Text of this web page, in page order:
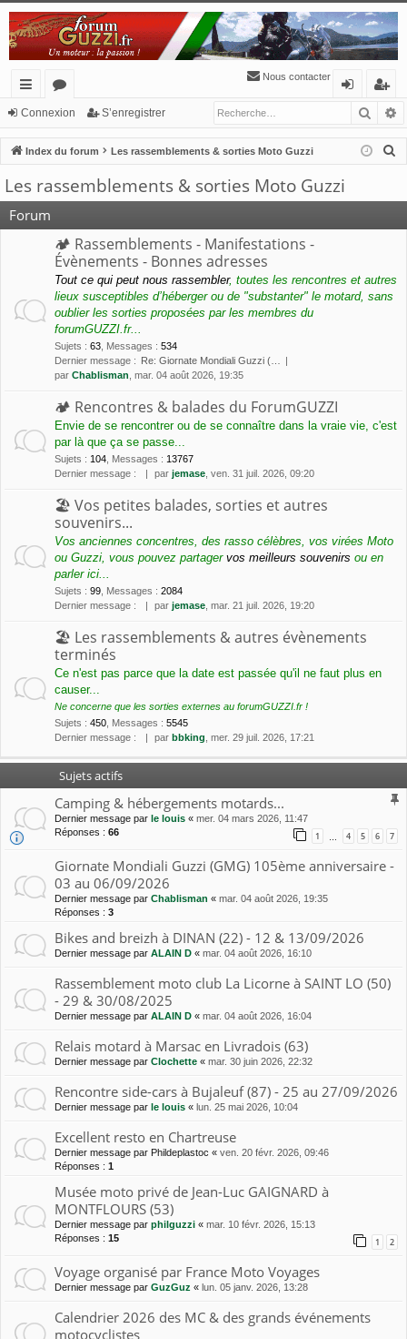
cc
ès
ra
pi
de
or
u
m
s
Nous contacter
n
ne
’e
nr
eg
Connexion S’enregistrer
Index du forum Les rassemblements & sorties Moto Guzzi
e
Les rassemblements & sorties Moto Guzzi
Forum
🏕 Rassemblements - Manifestations -
Évènements - Bonnes adresses
Tout ce qui peut nous rassembler, toutes les rencontres et autres
lieux susceptibles d’héberger ou de "substanter" le motard, sans
oublier les sorties proposées par les membres du
forumGUZZI.fr...
Sujets : 63 Messages : 534
Dernier message : Re: Giornate Mondiali Guzzi (…
par Chablisman , mar. 04 août 2026, 19:35
🏕 Rencontres & balades du ForumGUZZI
Envie de se rencontrer ou de se connaître dans la vraie vie, c'est
par là que ça se passe...
Sujets : 104 Messages : 13767
Dernier message :
par jemase , ven. 31 juil. 2026, 09:20
🏖 Vos petites balades, sorties et autres
souvenirs...
Vos anciennes concentres, des rasso célèbres, vos virées Moto
ou Guzzi, vous pouvez partager vos meilleurs souvenirs ou en
parler ici...
Sujets : 99 Messages : 2084
Dernier message :
par jemase , mar. 21 juil. 2026, 19:20
🏖 Les rassemblements & autres évènements
terminés
Ce n'est pas parce que la date est passée qu'il ne faut plus en
causer...
Ne concerne que les sorties externes au forumGUZZI.fr !
Sujets : 450 Messages : 5545
Dernier message :
par bbking , mer. 29 juil. 2026, 17:21
Sujets actifs
Camping & hébergements motards...
Dernier message par le louis « mer. 04 mars 2026, 11:47
Réponses : 66 1 4 5 6 7
Giornate Mondiali Guzzi (GMG) 105ème anniversaire -
03 au 06/09/2026
Dernier message par Chablisman « mar. 04 août 2026, 19:35
Réponses : 3
Bikes and breizh à DINAN (22) - 12 & 13/09/2026
Dernier message par ALAIN D « mar. 04 août 2026, 16:10
Rassemblement moto club La Licorne à SAINT LO (50)
- 29 & 30/08/2025
Dernier message par ALAIN D « mar. 04 août 2026, 16:04
Relais motard à Marsac en Livradois (63)
Dernier message par Clochette « mar. 30 juin 2026, 22:32
Rencontre side-cars à Bujaleuf (87) - 25 au 27/09/2026
Dernier message par le louis « lun. 25 mai 2026, 10:04
Excellent resto en Chartreuse
Dernier message par Phildeplastoc « ven. 20 févr. 2026, 09:46
Réponses : 1
Musée moto privé de Jean-Luc GAIGNARD à
MONTFLOURS (53)
Dernier message par philguzzi « mar. 10 févr. 2026, 15:13
Réponses : 15 1 2
Voyage organisé par France Moto Voyages
Dernier message par GuzGuz « lun. 05 janv. 2026, 13:28
Calendrier 2026 des MC & des grands événements
motocyclistes